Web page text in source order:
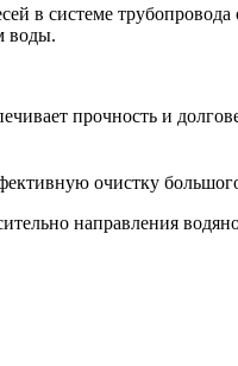
в системе
воды.
прочность и
очистку
направления